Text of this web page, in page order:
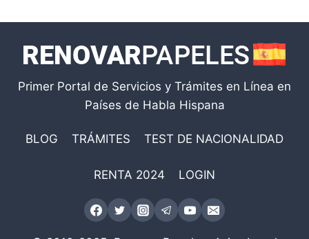
Primer Portal de Servicios y Trámites en Línea en
Países de Habla Hispana
BLOG TRÁMITES TEST DE NACIONALIDAD
RENTA 2024 LOGIN